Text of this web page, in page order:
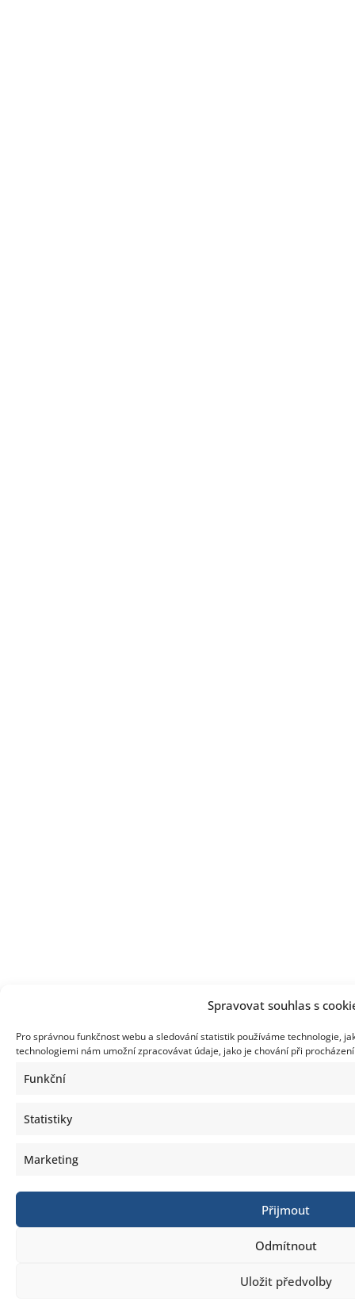
Spravovat souhlas s
Pro správnou funkčnost webu a sledování statistik používáme technologie,
technologiemi nám umožní zpracovávat údaje, jako je chování při
Funkční
Statistiky
Marketing
Přijmout
Odmítnout
Uložit předvolby